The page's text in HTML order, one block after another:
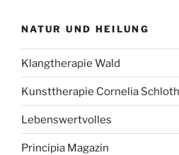
NATUR UND HEILUNG
Klangtherapie Wald
Kunsttherapie Cornelia
Lebenswertvolles
Principia Magazin